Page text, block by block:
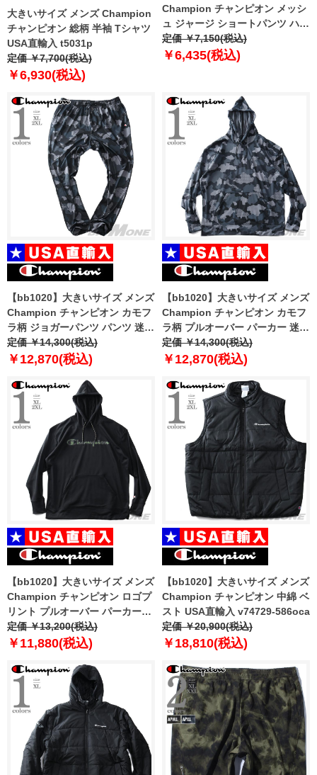
大きいサイズ メンズ Champion
チャンピオン 総柄 半袖 Tシャツ
USA直輸入 t5031p
定価 ￥7,700(税込)
￥6,930(税込)
Champion チャンピオン メッシ
ュ ジャージ ショートパンツ ハー
フパンツ ショーツ USA直輸入
85861
定価 ￥7,150(税込)
￥6,435(税込)
【bb1020】大きいサイズ メンズ
Champion チャンピオン カモフ
ラ柄 ジョガーパンツ パンツ 迷彩
柄 USA直輸入 p7477p-586644
定価 ￥14,300(税込)
￥12,870(税込)
【bb1020】大きいサイズ メンズ
Champion チャンピオン カモフ
ラ柄 プルオーバー パーカー 迷彩
柄 USA直輸入 s9441p-586638
定価 ￥14,300(税込)
￥12,870(税込)
【bb1020】大きいサイズ メンズ
Champion チャンピオン ロゴプ
リント プルオーバー パーカー
USA直輸入 s9441pg586mda
定価 ￥13,200(税込)
￥11,880(税込)
【bb1020】大きいサイズ メンズ
Champion チャンピオン 中綿 ベ
スト USA直輸入 v74729-586oca
定価 ￥20,900(税込)
￥18,810(税込)